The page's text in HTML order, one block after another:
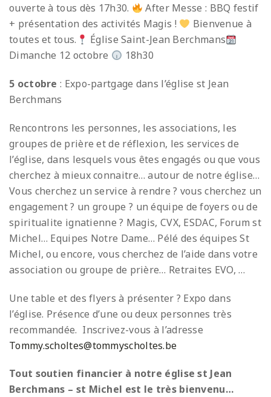
ouverte à tous dès 17h30.
After Messe : BBQ festif
+ présentation des activités Magis !
Bienvenue à
toutes et tous.
Église Saint-Jean Berchmans
Dimanche 12 octobre
18h30
5 octobre : Expo-partgage dans l’église st Jean
Berchmans
Rencontrons les personnes, les associations, les
groupes de prière et de réflexion, les services de
l’église, dans lesquels vous êtes engagés ou que vous
cherchez à mieux connaitre… autour de notre église…
Vous cherchez un service à rendre ? vous cherchez un
engagement ? un groupe ? un équipe de foyers ou de
spiritualite ignatienne ? Magis, CVX, ESDAC, Forum st
Michel… Equipes Notre Dame… Pélé des équipes St
Michel, ou encore, vous cherchez de l’aide dans votre
association ou groupe de prière… Retraites EVO, …
Une table et des flyers à présenter ? Expo dans
l’église. Présence d’une ou deux personnes très
recommandée. Inscrivez-vous à l’adresse
Tommy.scholtes@tommyscholtes.be
Tout soutien financier à notre église st Jean
Berchmans – st Michel est le très bienvenu…